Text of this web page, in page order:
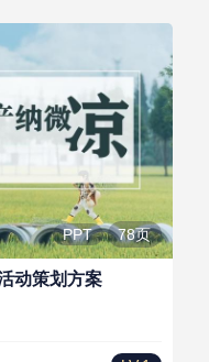
PPT 78页
动策划方案